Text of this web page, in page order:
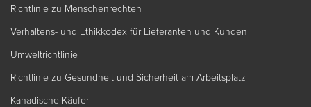
Richtlinie zu Menschenrechten
Verhaltens- und Ethikkodex für Lieferanten und Kunden
Umweltrichtlinie
Richtlinie zu Gesundheit und Sicherheit am Arbeitsplatz
Kanadische Käufer